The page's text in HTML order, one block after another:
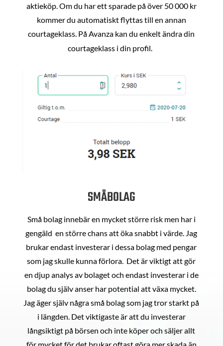
aktieköp. Om du har ett sparade på över 50 000 kr
kommer du automatiskt flyttas till en annan
courtageklass. På Avanza kan du enkelt ändra din
courtageklass i din profil.
SMÅBOLAG
Små bolag innebär en mycket större risk men har i
gengäld en större chans att öka snabbt i värde. Jag
brukar endast investerar i dessa bolag med pengar
som jag skulle kunna förlora. Det är viktigt att gör
en djup analys av bolaget och endast investerar i de
bolag du själv anser har potential att växa mycket.
Jag äger själv några små bolag som jag tror starkt på
i längden. Det viktigaste är att du investerar
långsiktigt på börsen och inte köper och säljer allt